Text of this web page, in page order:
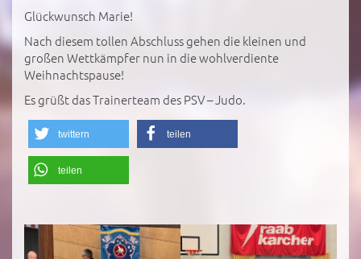
Glückwunsch Marie!
Nach diesem tollen Abschluss gehen die kleinen und
großen Wettkämpfer nun in die wohlverdiente
Weihnachtspause!
Es grüßt das Trainerteam des PSV – Judo.
twittern teilen
teilen
';